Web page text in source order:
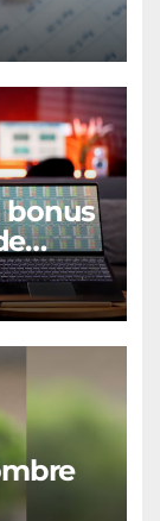
bonus